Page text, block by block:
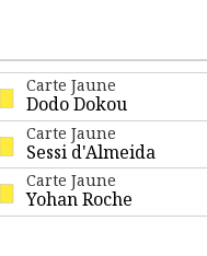
Carte Jaune
Dodo Dokou
Carte Jaune
Sessi d'Almeida
Carte Jaune
Yohan Roche